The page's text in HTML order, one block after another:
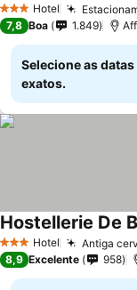
3 EstrelasHotel
7,8 Boa 1.849
Selecione as
exatos.
3 EstrelasHotel Antiga
Hostellerie De
8,9 Excelente 958